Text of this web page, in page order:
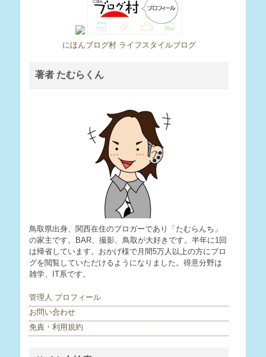
にほんブログ村 ライフスタイルブログ
著者 たむらくん
鳥取県出身、関西在住のブロガーであり「たむらんち」
の家主です。BAR、撮影、鳥取が大好きです。半年に1回
は帰省しています。おかげ様で月間5万人以上の方にブロ
グを閲覧していただけるようになりました。得意分野は
雑学、IT系です。
管理人 プロフィール
お問い合わせ
免責・利用規約